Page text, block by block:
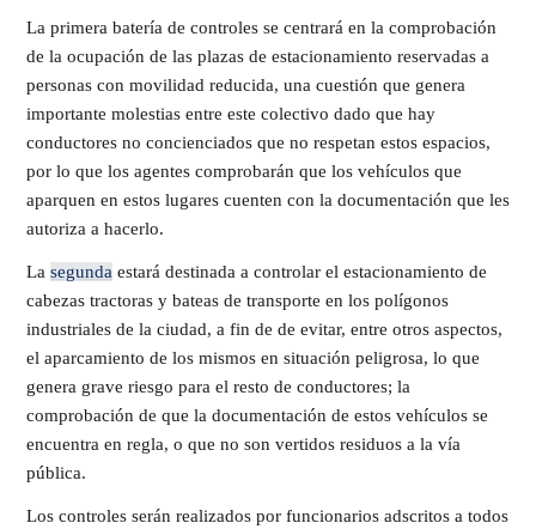
La primera batería de controles se centrará en la comprobación
de la ocupación de las plazas de estacionamiento reservadas a
personas con movilidad reducida, una cuestión que genera
importante molestias entre este colectivo dado que hay
conductores no concienciados que no respetan estos espacios,
por lo que los agentes comprobarán que los vehículos que
aparquen en estos lugares cuenten con la documentación que les
autoriza a hacerlo.
La segunda estará destinada a controlar el estacionamiento de
cabezas tractoras y bateas de transporte en los polígonos
industriales de la ciudad, a fin de de evitar, entre otros aspectos,
el aparcamiento de los mismos en situación peligrosa, lo que
genera grave riesgo para el resto de conductores; la
comprobación de que la documentación de estos vehículos se
encuentra en regla, o que no son vertidos residuos a la vía
pública.
Los controles serán realizados por funcionarios adscritos a todos